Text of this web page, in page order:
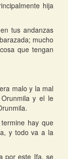
hija
tus andanzas
mucho
que tengan
malo y la mal
y el le
hay que
y todo va a la
por este Ifa, se